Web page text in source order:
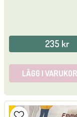
235 kr
LÄGG I